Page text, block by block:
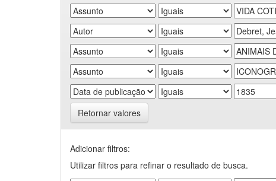
Retornar valores
Adicionar filtros:
Utilizar filtros para refinar o resultado de busca.